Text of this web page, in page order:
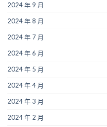
2024 年 9 月
2024 年 8 月
2024 年 7 月
2024 年 6 月
2024 年 5 月
2024 年 4 月
2024 年 3 月
2024 年 2 月